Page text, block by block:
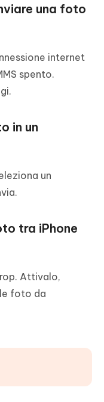
una foto
internet
spento.
in un
un
tra iPhone
Attivalo,
foto da